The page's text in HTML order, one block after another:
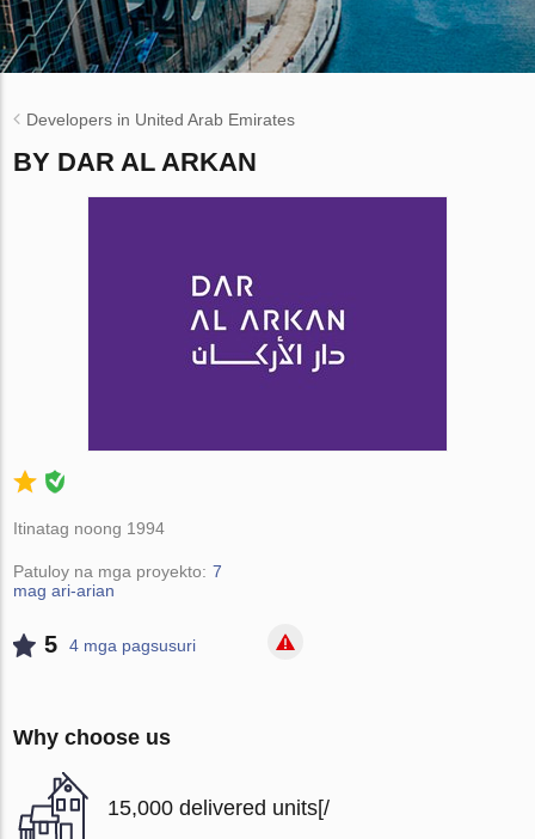
Developers in United Arab Emirates
BY DAR AL ARKAN
Itinatag noong 1994
Patuloy na mga proyekto: 7
mag ari-arian
5 4 mga pagsusuri
Why choose us
15,000 delivered units[/